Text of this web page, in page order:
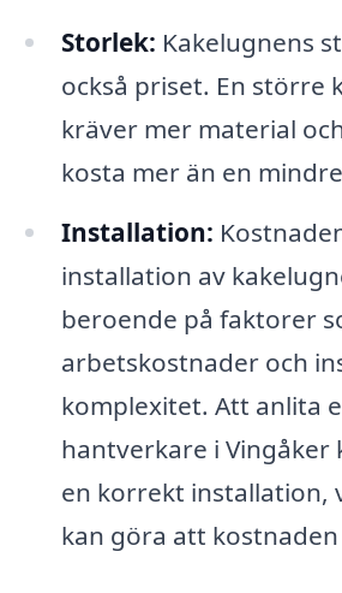
Storlek: Kakelugnens
också priset. En större
kräver mer material
kosta mer än en
Installation:
installation av
beroende på faktorer
arbetskostnader och
komplexitet. Att anlita
hantverkare i Vingåker
en korrekt installation,
kan göra att kostnaden